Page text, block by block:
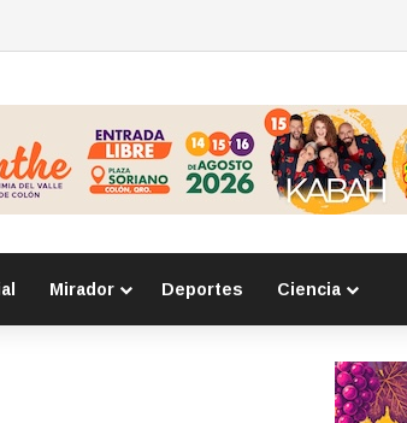
Mirador Deportes Ciencia